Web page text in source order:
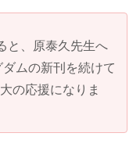
と、原泰久先生へ
ムの新刊を続けて
の応援になりま